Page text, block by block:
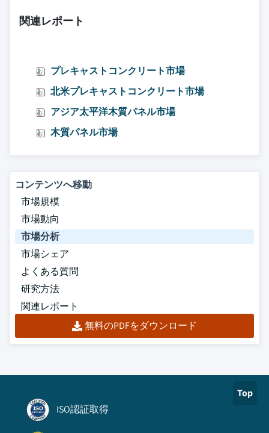
関連レポート
プレキャストコンクリート市場
北米プレキャストコンクリート市場
アジア太平洋木質パネル市場
木質パネル市場
コンテンツへ移動
市場規模
市場動向
市場分析
市場シェア
よくある質問
研究方法
関連レポート
無料のPDFをダウンロード
Top
ISO認証取得